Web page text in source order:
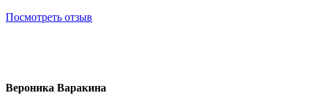
Посмотреть отзыв
Вероника Варакина